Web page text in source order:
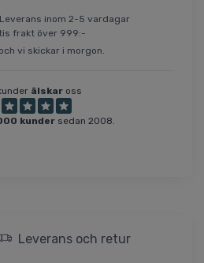
Leverans inom 2-5 vardagar
frakt över 999:-
vi skickar i morgon.
älskaross
kunder sedan 2008.
Leverans och retur